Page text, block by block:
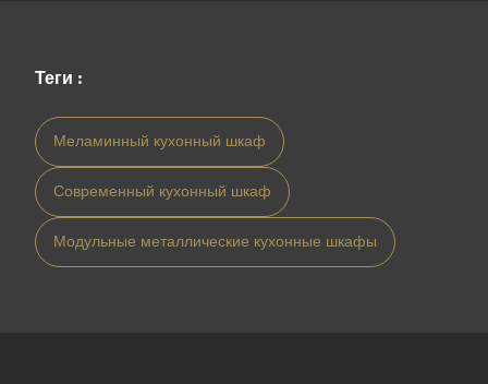
Теги :
Меламинный кухонный шкаф
Современный кухонный шкаф
Модульные металлические кухонные шкафы